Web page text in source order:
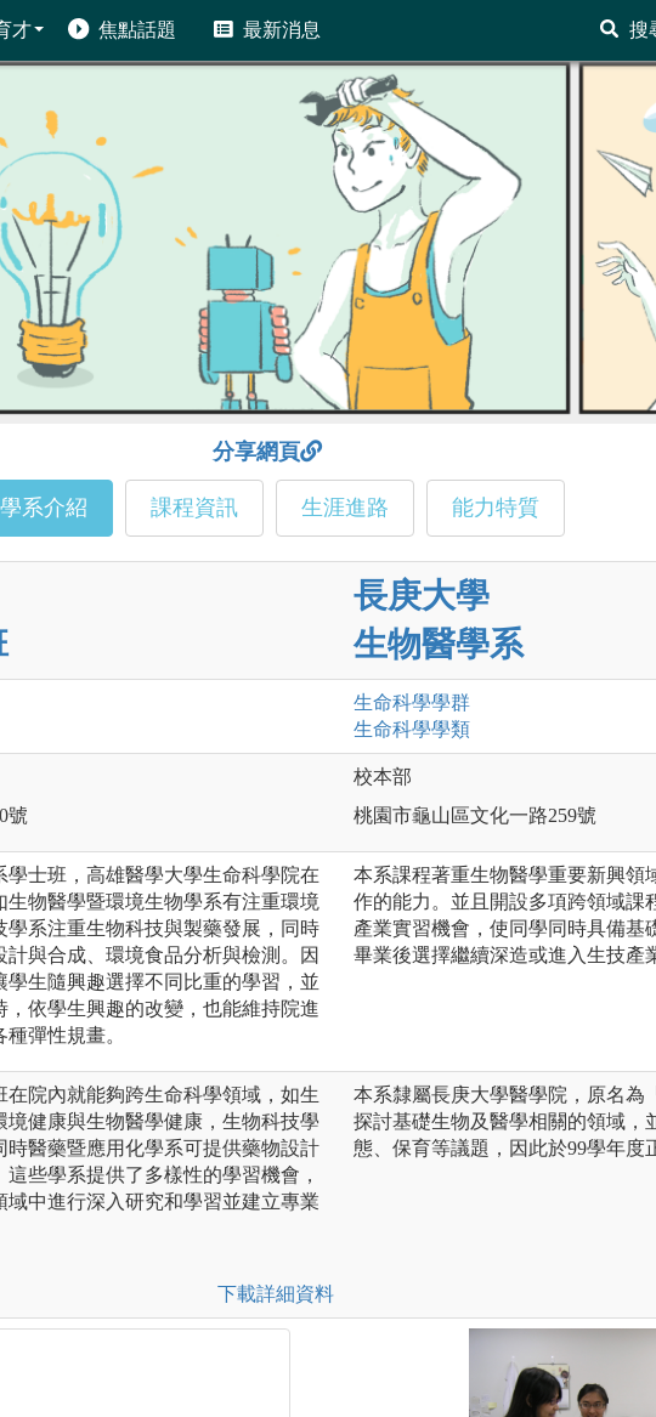
才 焦點話題 最新消息 搜
分享網頁
學系介紹 課程資訊 生涯進路 能力特質
長庚大學
生物醫學系
生命科學學群
生命科學學類
號
校本部
桃園市龜山區文化一路259號
士班，高雄醫學大學生命科學院在
物醫學暨環境生物學系有注重環境
系注重生物科技與製藥發展，同時
與合成、環境食品分析與檢測。因
生隨興趣選擇不同比重的學習，並
依學生興趣的改變，也能維持院進
彈性規畫。
本系課程著重生物醫學重要新興領
作的能力。並且開設多項跨領域課
產業實習機會，使同學同時具備基
畢業後選擇繼續深造或進入生技產
院內就能夠跨生命科學領域，如生
健康與生物醫學健康，生物科技學
醫藥暨應用化學系可提供藥物設計
些學系提供了多樣性的學習機會，
中進行深入研究和學習並建立專業
下載詳細資料
本系隸屬長庚大學醫學院，原名為
探討基礎生物及醫學相關的領域，
態、保育等議題，因此於99學年度